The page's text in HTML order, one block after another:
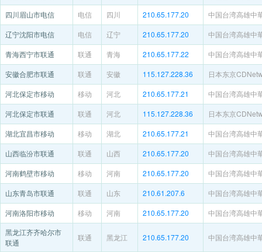
四川眉山市电信
电信 四川 210.65.177.20
中国台湾高雄中
辽宁沈阳市电信
电信 辽宁 210.65.177.20
中国台湾高雄中
青海西宁市联通
联通 青海 210.65.177.22
中国台湾高雄中
安徽合肥市联通
联通 安徽 115.127.228.36
日本东京
河北保定市移动
移动 河北 210.65.177.21
中国台湾高雄中
河北保定市联通
联通 河北 115.127.228.36
日本东京
湖北宜昌市移动
移动 湖北 210.65.177.21
中国台湾高雄中
山西临汾市联通
联通 山西 210.65.177.20
中国台湾高雄中
河南鹤壁市移动
移动 河南 210.65.177.20
中国台湾高雄中
山东青岛市联通
联通 山东 210.61.207.6
中国台湾高雄中
河南洛阳市移动
移动 河南 210.65.177.20
中国台湾高雄中
黑龙江齐齐哈尔市
联通
联通 黑龙江 210.65.177.20 中国台湾高雄中